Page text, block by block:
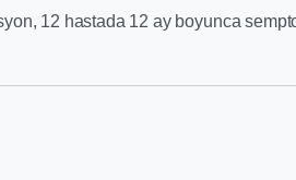
12 hastada 12 ay boyunca